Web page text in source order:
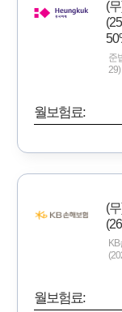
(
준
29)
월보험료:
(
월보험료: